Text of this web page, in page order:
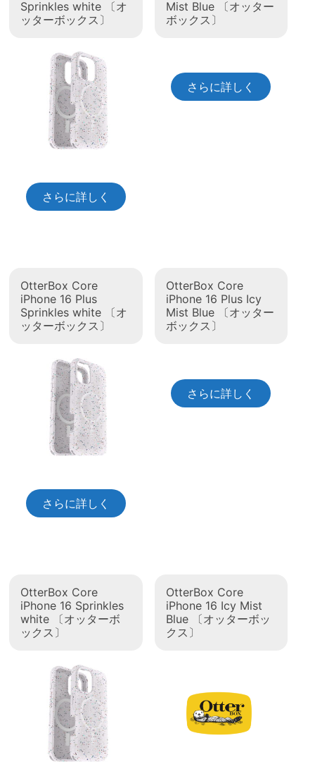
Sprinkles white 〔オ
ッターボックス〕
さらに詳しく
Mist Blue 〔オッター
ボックス〕
さらに詳しく
OtterBox Core
iPhone 16 Plus
Sprinkles white 〔オ
ッターボックス〕
さらに詳しく
OtterBox Core
iPhone 16 Plus Icy
Mist Blue 〔オッター
ボックス〕
さらに詳しく
OtterBox Core
iPhone 16 Sprinkles
white 〔オッターボ
ックス〕
OtterBox Core
iPhone 16 Icy Mist
Blue 〔オッターボッ
クス〕